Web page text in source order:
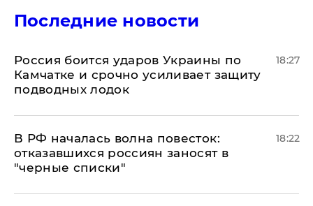
Последние новости
Россия боится ударов Украины по
Камчатке и срочно усиливает защиту
подводных лодок
18:27
​В РФ началась волна повесток:
отказавшихся россиян заносят в
"черные списки"
18:22